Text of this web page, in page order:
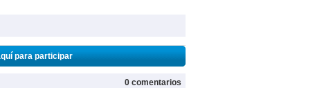
para participar
0 comentarios